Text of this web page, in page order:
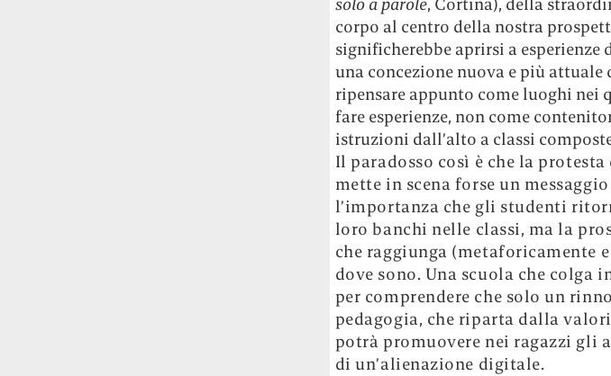
solo a parole, Cortina), della
corpo al centro della nostra
significherebbe aprirsi a esperienze
una concezione nuova e più
ripensare appunto come luoghi nei
fare esperienze, non come
istruzioni dall’alto a classi
Il paradosso così è che la
mette in scena forse un
l’importanza che gli studenti
loro banchi nelle classi, ma la
che raggiunga (metaforicamente
dove sono. Una scuola che colga
per comprendere che solo un
pedagogia, che riparta dalla
potrà promuovere nei ragazzi gli
di un’alienazione digitale.